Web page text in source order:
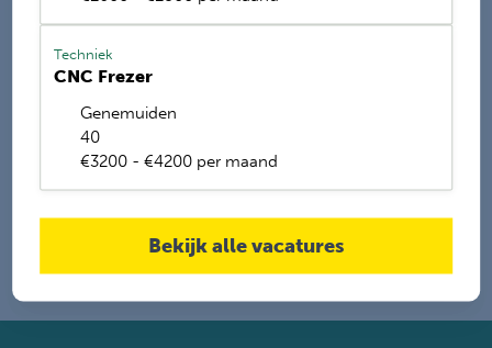
Techniek
CNC Frezer
Genemuiden
40
€3200 - €4200 per maand
Bekijk alle vacatures
Name